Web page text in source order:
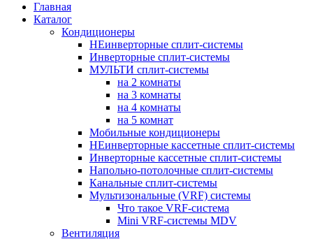
Главная
Каталог
Кондиционеры
НЕинверторные сплит-системы
Инверторные сплит-системы
МУЛЬТИ сплит-системы
на 2 комнаты
на 3 комнаты
на 4 комнаты
на 5 комнат
Мобильные кондиционеры
НЕинверторные кассетные сплит-системы
Инверторные кассетные сплит-системы
Напольно-потолочные сплит-системы
Канальные сплит-системы
Мультизональные (VRF) системы
Что такое VRF-система
Mini VRF-системы MDV
Вентиляция